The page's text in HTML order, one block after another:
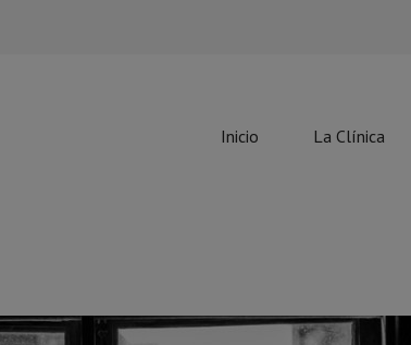
Inicio La Clínica